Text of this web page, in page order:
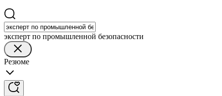
эксперт по промышленной безопасности
Резюме